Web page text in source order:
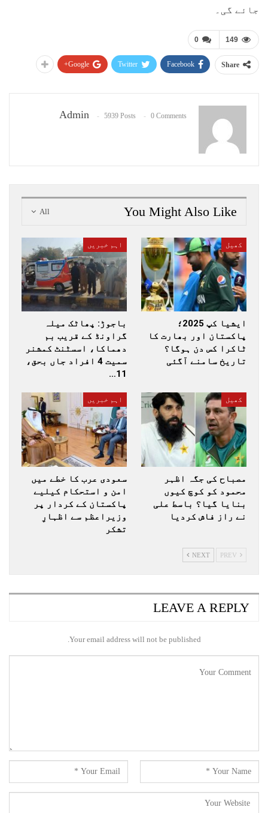
جائے گی۔
0 149
Share
Facebook
Twitter
Google+
Admin 5939 Posts 0 Comments
All You Might Also Like
کھیل
ایشیا کپ 2025؛
پاکستان اور بھارت کا
ٹاکرا کس دن ہوگا؟
تاریخ سامنے آگئی
اہم خبریں
باجوڑ: پھاٹک میلہ
گراونڈ کے قریب بم
دھماکا، اسسٹنٹ کمشنر
سمیت 4 افراد جاں بحق،
11…
کھیل
مصباح کی جگہ اظہر
محمود کو کوچ کیوں
بنایا گیا؟ باسط علی
نے راز فاش کردیا
اہم خبریں
سعودی عرب کا خطے میں
امن و استحکام کیلیے
پاکستان کے کردار پر
وزیراعظم سے اظہارِ
تشکر
NEXT
LEAVE A REPLY
Your email address will not be published.